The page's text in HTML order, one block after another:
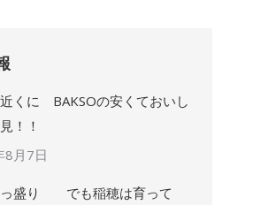
くに BAKSOの安くておいし
！！
8月7日
っ盛り でも稲穂は育って